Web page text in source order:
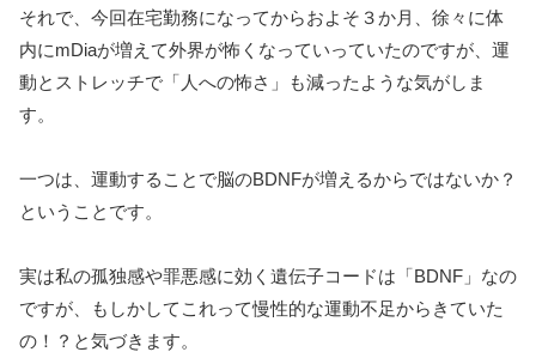
それで、今回在宅勤務になってからおよそ３か月、徐々に体
内にmDiaが増えて外界が怖くなっていっていたのですが、運
動とストレッチで「人への怖さ」も減ったような気がしま
す。
一つは、運動することで脳のBDNFが増えるからではないか？
ということです。
実は私の孤独感や罪悪感に効く遺伝子コードは「BDNF」なの
ですが、もしかしてこれって慢性的な運動不足からきていた
の！？と気づきます。